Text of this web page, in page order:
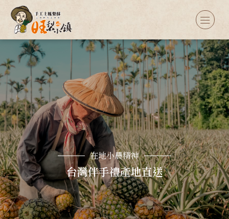
在地小農精神
台灣伴手禮產地直送